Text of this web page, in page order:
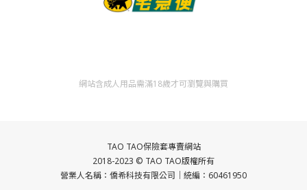
網站含成人用品需滿18歲才可瀏覽與購買
TAO TAO保險套專賣網站
2018-2023 © TAO TAO版權所有
營業人名稱：僑希科技有限公司｜統編：60461950